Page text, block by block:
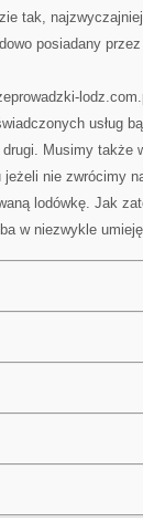
tak,
posiadany
usług
Musimy także
nie zwrócimy
lodówkę. Jak
w niezwykle